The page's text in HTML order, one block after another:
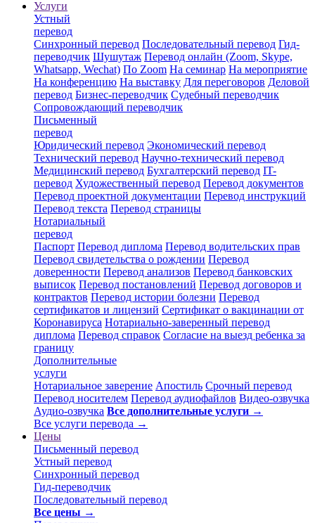
Услуги
Устный
перевод
Синхронный перевод Последовательный перевод Гид-
переводчик Шушутаж Перевод онлайн (Zoom, Skype,
Whatsapp, Wechat) По Zoom На семинар На мероприятие
На конференцию На выставку Для переговоров Деловой
перевод Бизнес-переводчик Судебный переводчик
Сопровождающий переводчик
Письменный
перевод
Юридический перевод Экономический перевод
Технический перевод Научно-технический перевод
Медицинский перевод Бухгалтерский перевод IT-
перевод Художественный перевод Перевод документов
Перевод проектной документации Перевод инструкций
Перевод текста Перевод страницы
Нотариальный
перевод
Паспорт Перевод диплома Перевод водительских прав
Перевод свидетельства о рождении Перевод
доверенности Перевод анализов Перевод банковских
выписок Перевод постановлений Перевод договоров и
контрактов Перевод истории болезни Перевод
сертификатов и лицензий Сертификат о вакцинации от
Коронавируса Нотариально-заверенный перевод
диплома Перевод справок Согласие на выезд ребенка за
границу
Дополнительные
услуги
Нотариальное заверение Апостиль Срочный перевод
Перевод носителем Перевод аудиофайлов Видео-озвучка
Аудио-озвучка Все дополнительные услуги →
Все услуги перевода →
Цены
Письменный перевод
Устный перевод
Синхронный перевод
Гид-переводчик
Последовательный перевод
Все цены →